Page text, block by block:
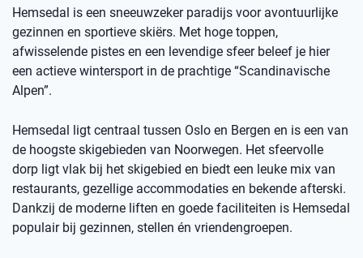
Hemsedal is een sneeuwzeker paradijs voor avontuurlijke
gezinnen en sportieve skiërs. Met hoge toppen,
afwisselende pistes en een levendige sfeer beleef je hier
een actieve wintersport in de prachtige “Scandinavische
Alpen”.
Hemsedal ligt centraal tussen Oslo en Bergen en is een van
de hoogste skigebieden van Noorwegen. Het sfeervolle
dorp ligt vlak bij het skigebied en biedt een leuke mix van
restaurants, gezellige accommodaties en bekende afterski.
Dankzij de moderne liften en goede faciliteiten is Hemsedal
populair bij gezinnen, stellen én vriendengroepen.